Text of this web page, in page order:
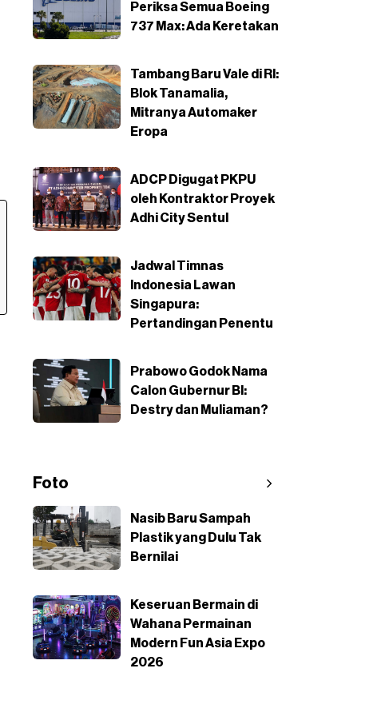
Periksa Semua Boeing
737 Max: Ada Keretakan
Tambang Baru Vale di RI:
Blok Tanamalia,
Mitranya Automaker
Eropa
ADCP Digugat PKPU
oleh Kontraktor Proyek
Adhi City Sentul
Jadwal Timnas
Indonesia Lawan
Singapura:
Pertandingan Penentu
Prabowo Godok Nama
Calon Gubernur BI:
Destry dan Muliaman?
Foto
Nasib Baru Sampah
Plastik yang Dulu Tak
Bernilai
Keseruan Bermain di
Wahana Permainan
Modern Fun Asia Expo
2026